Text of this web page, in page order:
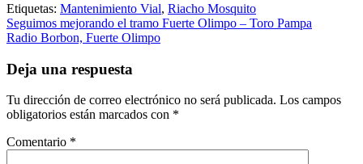
Etiquetas: Mantenimiento Vial, Riacho Mosquito
Navegación
de
entradas
Seguimos mejorando el tramo Fuerte Olimpo – Toro Pampa
Radio Borbon, Fuerte Olimpo
Deja una respuesta
Tu dirección de correo electrónico no será publicada. Los campos
obligatorios están marcados con *
Comentario *